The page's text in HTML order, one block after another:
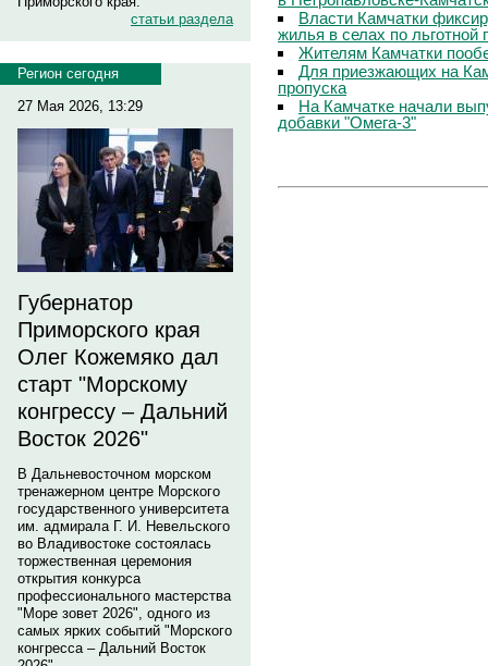
статьи раздела
Регион сегодня
27 Мая 2026, 13:29
Губернатор
Приморского края
Олег Кожемяко дал
старт "Морскому
конгрессу – Дальний
Восток 2026"
В Дальневосточном морском
тренажерном центре Морского
государственного университета
им. адмирала Г. И. Невельского
во Владивостоке состоялась
торжественная церемония
открытия конкурса
профессионального мастерства
"Море зовет 2026", одного из
самых ярких событий "Морского
конгресса – Дальний Восток
Власти Камчатки
жилья в селах по льготной
Жителям Камчатки
Для приезжающих на
пропуска
На Камчатке начали
добавки "Омега-3"